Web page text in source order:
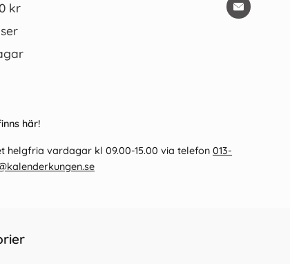
kr
här!
helgfria vardagar kl 09.00-15.00 via telefon 013-